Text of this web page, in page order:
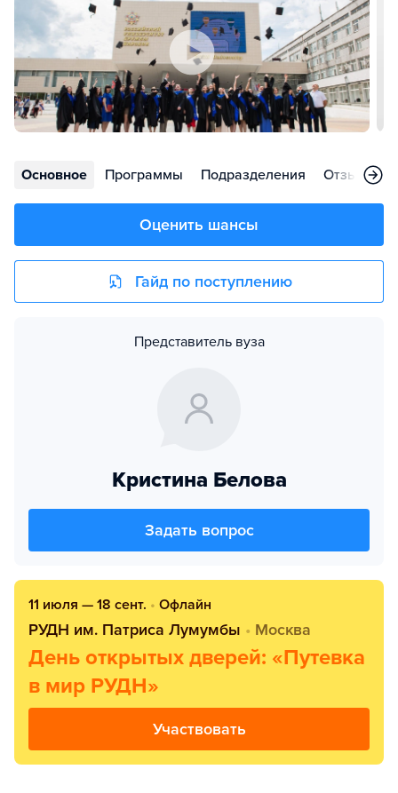
Основное Программы Подразделения Отзывы
Оценить шансы
Гайд по поступлению
Представитель вуза
Кристина Белова
Задать вопрос
11 июля — 18 сент. • Офлайн
РУДН им. Патриса Лумумбы • Москва
День открытых дверей: «Путевка
в мир РУДН»
Участвовать